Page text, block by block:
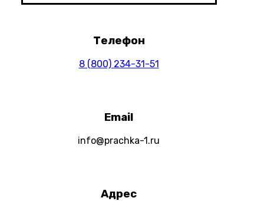
Телефон
8 (800) 234-31-51
Email
info@prachka-1.ru
Адрес